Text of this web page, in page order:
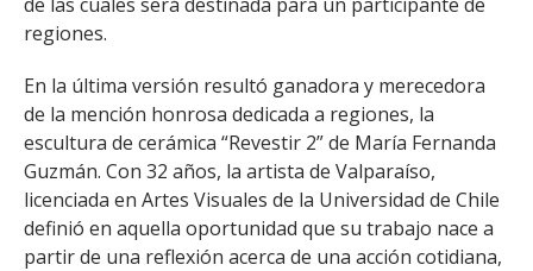
regiones.
En la última versión resultó ganadora y merecedora
de la mención honrosa dedicada a regiones, la
escultura de cerámica “Revestir 2” de María Fernanda
Guzmán. Con 32 años, la artista de Valparaíso,
licenciada en Artes Visuales de la Universidad de Chile
definió en aquella oportunidad que su trabajo nace a
partir de una reflexión acerca de una acción cotidiana,